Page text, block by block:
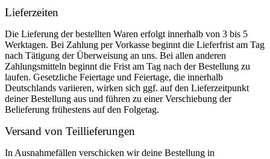
Lieferzeiten
Die Lieferung der bestellten Waren erfolgt innerhalb von 3 bis 5
Werktagen. Bei Zahlung per Vorkasse beginnt die Lieferfrist am Tag
nach Tätigung der Überweisung an uns. Bei allen anderen
Zahlungsmitteln beginnt die Frist am Tag nach der Bestellung zu
laufen. Gesetzliche Feiertage und Feiertage, die innerhalb
Deutschlands variieren, wirken sich ggf. auf den Lieferzeitpunkt
deiner Bestellung aus und führen zu einer Verschiebung der
Belieferung frühestens auf den Folgetag.
Versand von Teillieferungen
In Ausnahmefällen verschicken wir deine Bestellung in